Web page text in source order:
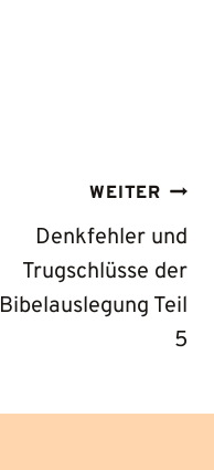
WEITER
Denkfehler und
Trugschlüsse der
Bibelauslegung Teil
5